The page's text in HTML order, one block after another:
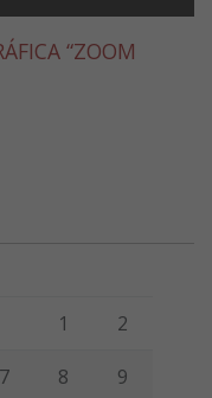
“ZOOM
Viernes Sábado
1 2
7 8 9